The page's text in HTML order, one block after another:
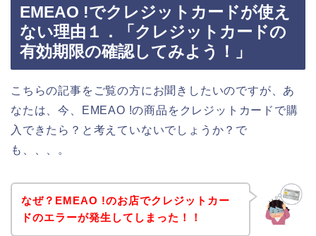
EMEAO !でクレジットカードが使え
ない理由１．「クレジットカードの
有効期限の確認してみよう！」
こちらの記事をご覧の方にお聞きしたいのですが、あ
なたは、今、EMEAO !の商品をクレジットカードで購
入できたら？と考えていないでしょうか？で
も、、、。
なぜ？EMEAO !のお店でクレジットカー
ドのエラーが発生してしまった！！